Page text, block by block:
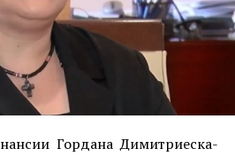
Гордана Димитриеска-